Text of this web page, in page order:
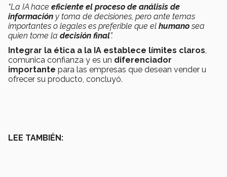
“La IA hace eficiente el proceso de análisis de
información y toma de decisiones, pero ante temas
importantes o legales es preferible que el humanosea
quien tome la decisión final”.
Integrar la ética a la IA establece límites claros,
comunica confianza y es un diferenciador
importante para las empresas que desean vender u
ofrecer su producto, concluyó.
LEE TAMBIÉN: